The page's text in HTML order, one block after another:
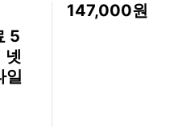
5
넷
일
147,000